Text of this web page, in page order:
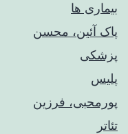
بیماری ها
پاک آئین، محسن
پزشکی
پلیس
پورمحبی، فرزین
تئاتر